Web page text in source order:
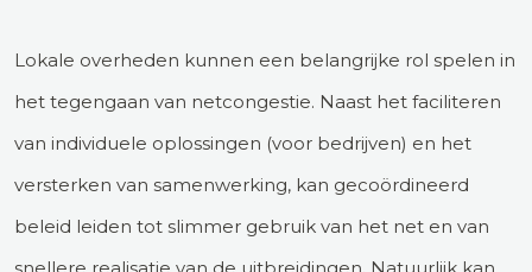
Lokale overheden kunnen een belangrijke rol spelen in
het tegengaan van netcongestie. Naast het faciliteren
van individuele oplossingen (voor bedrijven) en het
versterken van samenwerking, kan gecoördineerd
beleid leiden tot slimmer gebruik van het net en van